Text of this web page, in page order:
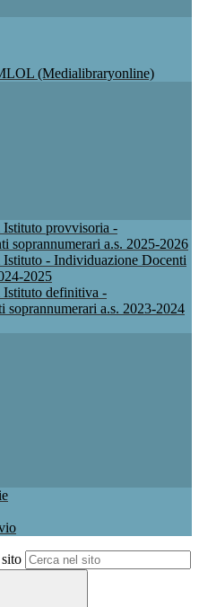
(Medialibraryonline)
Istituto provvisoria -
soprannumerari a.s. 2025-2026
- Individuazione Docenti
2025
Istituto definitiva -
soprannumerari a.s. 2023-2024